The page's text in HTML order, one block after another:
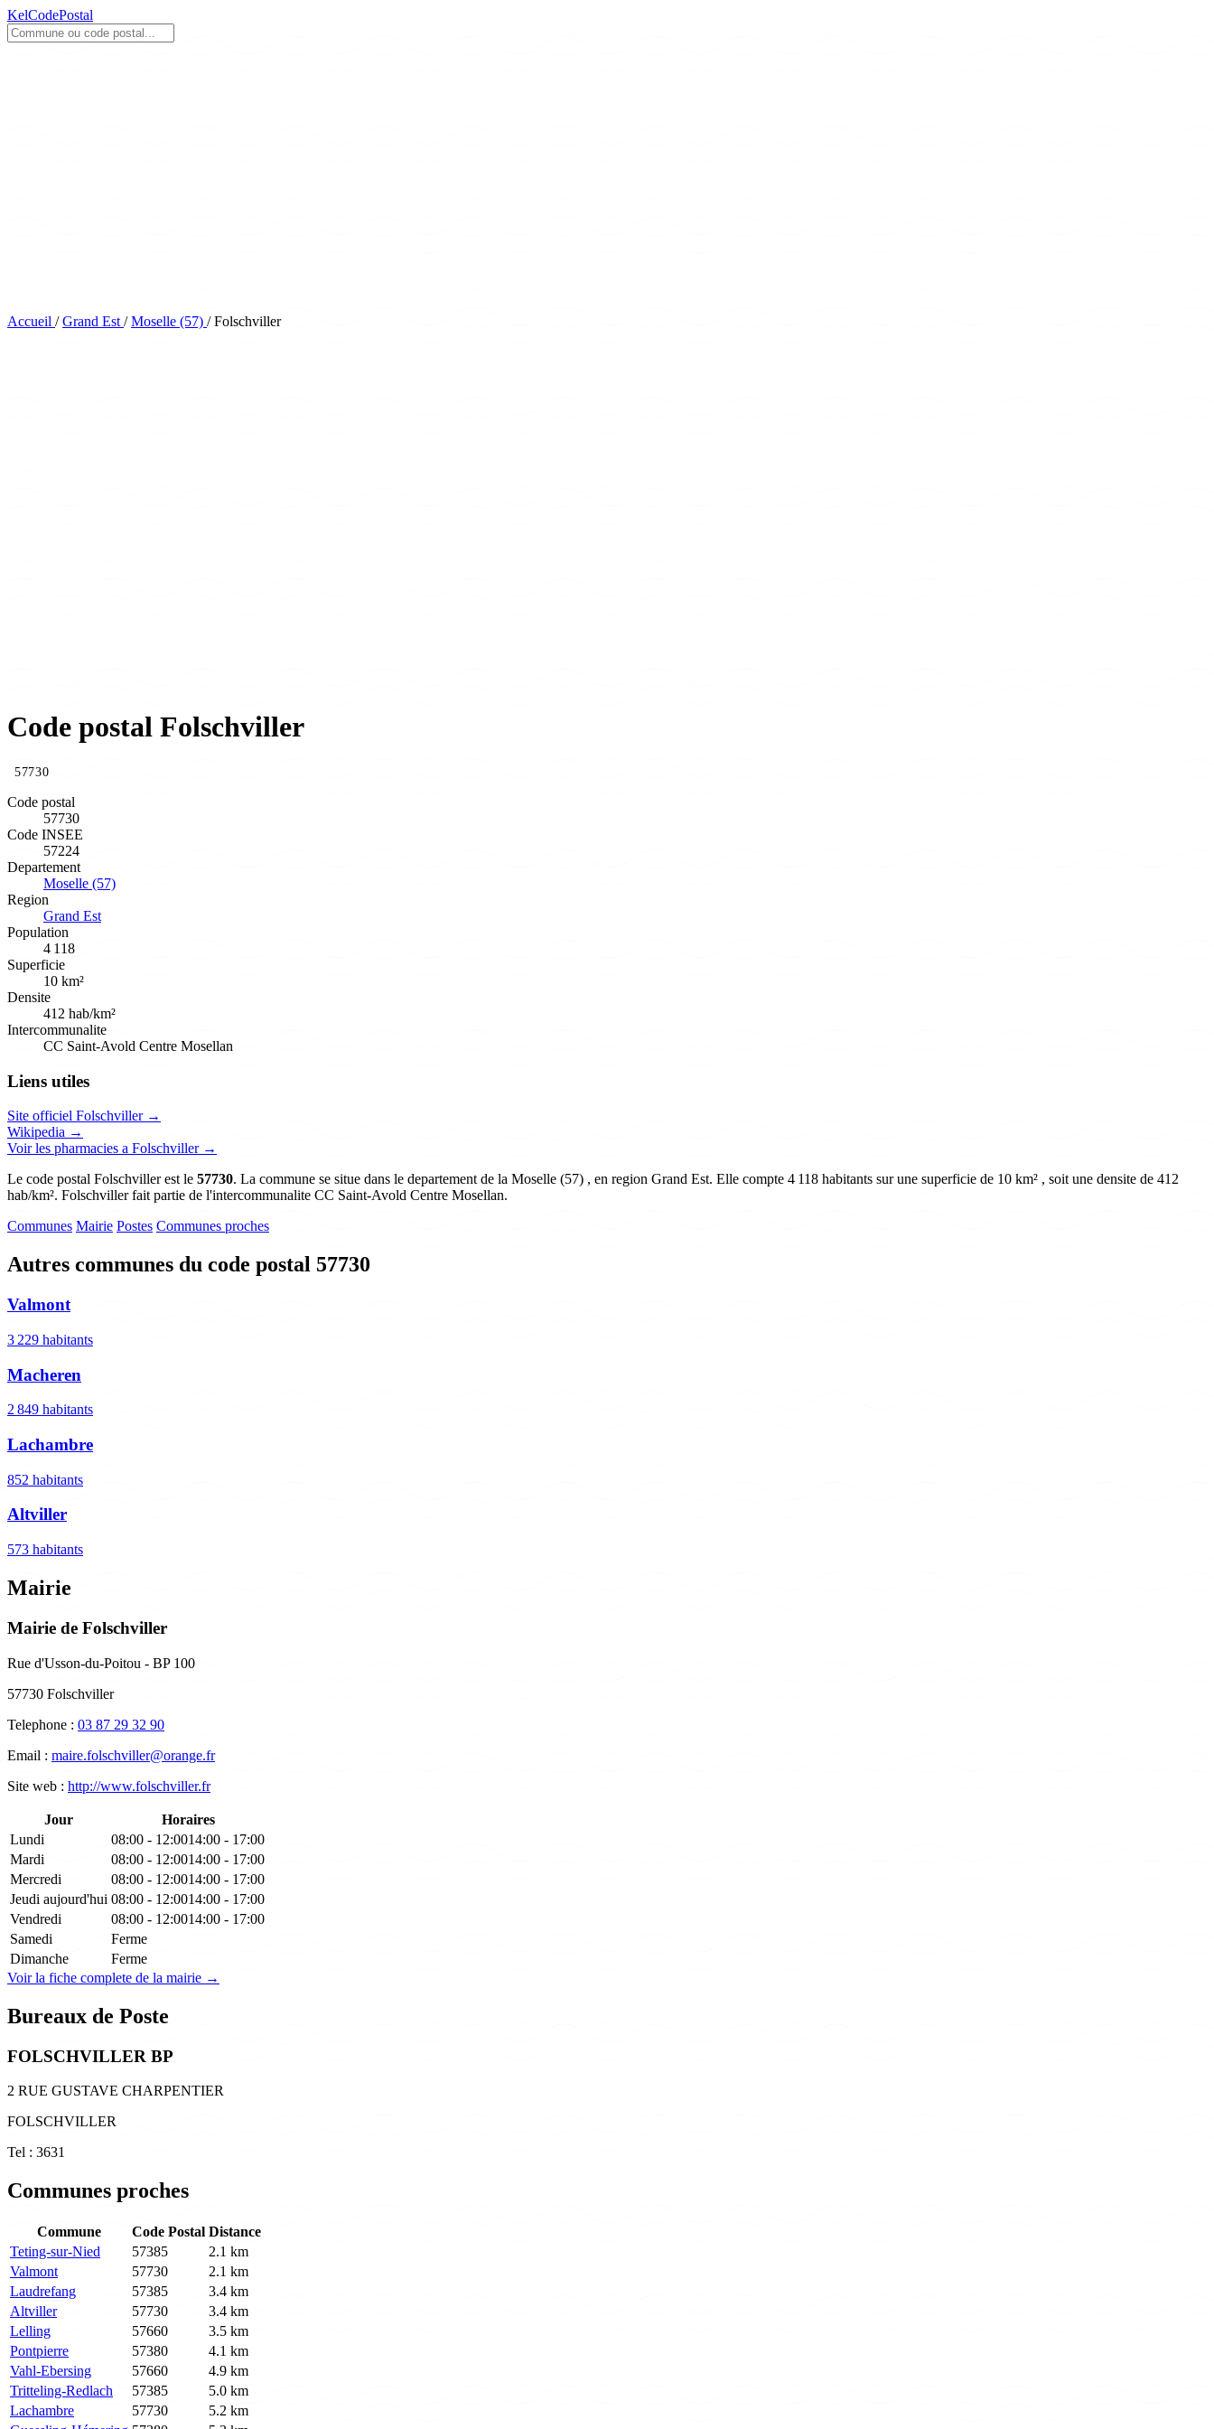
KelCodePostal
Accueil / Grand Est / Moselle (57) / Folschviller
Code postal Folschviller
57730
Code postal
57730
Code INSEE
57224
Departement
Moselle (57)
Region
Grand Est
Population
4 118
Superficie
10 km²
Densite
412 hab/km²
Intercommunalite
CC Saint-Avold Centre Mosellan
Liens utiles
Site officiel Folschviller →
Wikipedia →
Voir les pharmacies a Folschviller →
Le code postal Folschviller est le 57730. La commune se situe dans le departement de la Moselle (57) , en region Grand Est. Elle compte 4 118 habitants sur une superficie de 10 km² , soit une densite de 412
hab/km². Folschviller fait partie de l'intercommunalite CC Saint-Avold Centre Mosellan.
Communes Mairie Postes Communes proches
Autres communes du code postal 57730
Valmont
3 229 habitants
Macheren
2 849 habitants
Lachambre
852 habitants
Altviller
573 habitants
Mairie
Mairie de Folschviller
Rue d'Usson-du-Poitou - BP 100
57730 Folschviller
Telephone : 03 87 29 32 90
Email : maire.folschviller@orange.fr
Site web : http://www.folschviller.fr
Jour
Horaires
Lundi
08:00 - 12:0014:00 - 17:00
Mardi
08:00 - 12:0014:00 - 17:00
Mercredi
08:00 - 12:0014:00 - 17:00
Jeudi aujourd'hui 08:00 - 12:0014:00 - 17:00
Vendredi
08:00 - 12:0014:00 - 17:00
Samedi
Ferme
Dimanche
Ferme
Voir la fiche complete de la mairie →
Bureaux de Poste
FOLSCHVILLER BP
2 RUE GUSTAVE CHARPENTIER
FOLSCHVILLER
Tel : 3631
Communes proches
Commune Code Postal Distance
Teting-sur-Nied
57385
2.1 km
Valmont
57730
2.1 km
Laudrefang
57385
3.4 km
Altviller
57730
3.4 km
Lelling
57660
3.5 km
Pontpierre
57380
4.1 km
Vahl-Ebersing
57660
4.9 km
Tritteling-Redlach
57385
5.0 km
Lachambre
57730
5.2 km